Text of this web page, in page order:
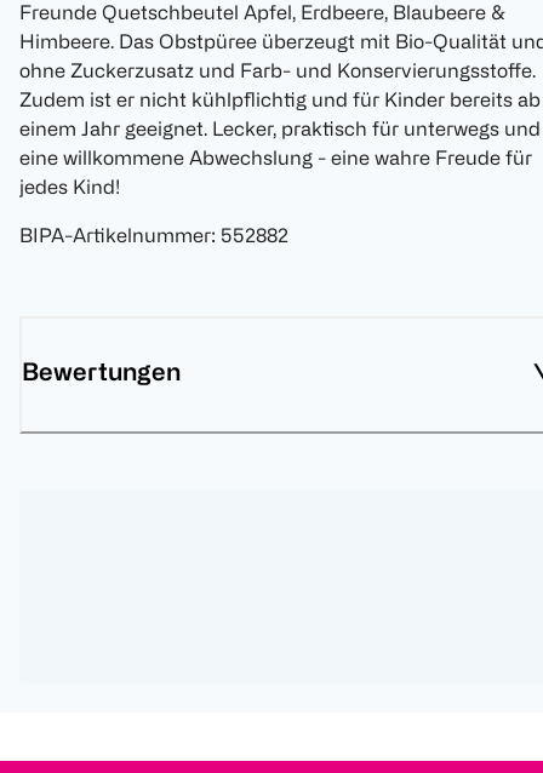
Freunde Quetschbeutel Apfel, Erdbeere, Blaubeere &
Himbeere. Das Obstpüree überzeugt mit Bio-Qualität
ohne Zuckerzusatz und Farb- und Konservierungsstoffe.
Zudem ist er nicht kühlpflichtig und für Kinder bereits ab
einem Jahr geeignet. Lecker, praktisch für unterwegs und
eine willkommene Abwechslung - eine wahre Freude für
jedes Kind!
BIPA-Artikelnummer: 552882
Bewertungen